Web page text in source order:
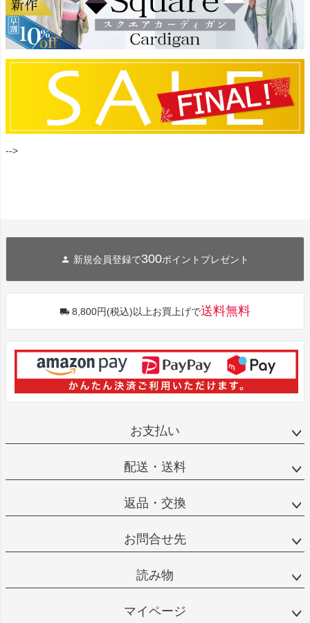
-->
新規会員登録で300ポイントプレゼント
8,800円(税込)以上お買上げで送料無料
お支払い
配送・送料
返品・交換
お問合せ先
読み物
マイページ